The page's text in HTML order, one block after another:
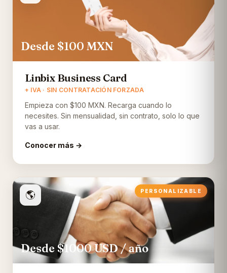
Desde $100 MXN
Linbix Business Card
+ IVA · SIN CONTRATACIÓN FORZADA
Empieza con $100 MXN. Recarga cuando lo
necesites. Sin mensualidad, sin contrato, solo lo que
vas a usar.
Conocer más →
PERSONALIZABLE
🌎
Desde $1000USD/ año